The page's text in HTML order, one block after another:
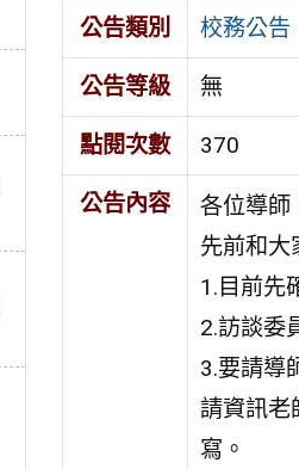
公告類別 校務公告
公告等級 無
點閱次數 370
公告內容
各位導師
先前和大
1.目前先
2.訪談委
3.要請導
請資訊老
寫。